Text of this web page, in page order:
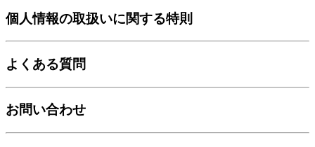
個人情報の取扱いに関する特則
よくある質問
お問い合わせ